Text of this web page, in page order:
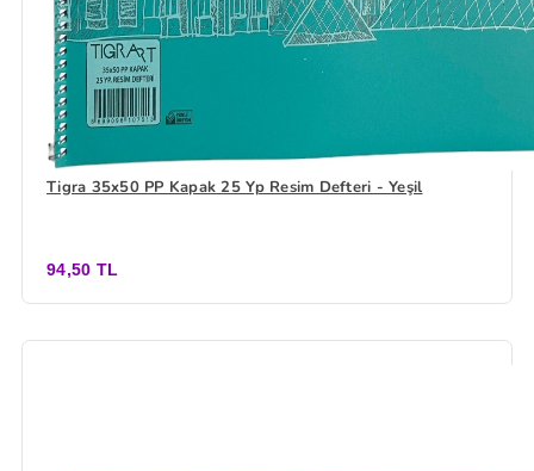
Tigra 35x50 PP Kapak 25 Yp Resim Defteri - Yeşil
94,50 TL